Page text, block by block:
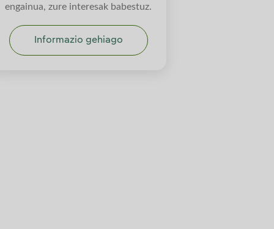
engainua, zure interesak babestuz.
Informazio gehiago